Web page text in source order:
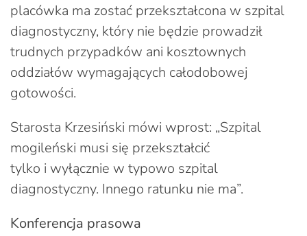
placówka ma zostać przekształcona w szpital
diagnostyczny, który nie będzie prowadził
trudnych przypadków ani kosztownych
oddziałów wymagających całodobowej
gotowości.
Starosta Krzesiński mówi wprost: „Szpital
mogileński musi się przekształcić
tylko i wyłącznie w typowo szpital
diagnostyczny. Innego ratunku nie ma”.
Konferencja prasowa